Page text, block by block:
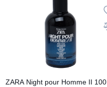
ZARA Night pour Homme II 100